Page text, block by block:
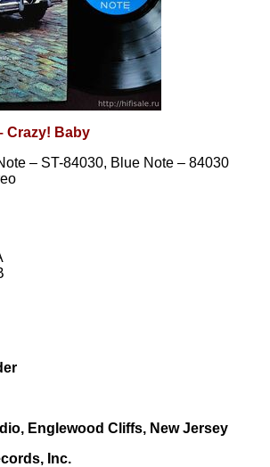
Crazy! Baby
– ST-84030, Blue Note – 84030
Englewood Cliffs, New Jersey
Inc.​